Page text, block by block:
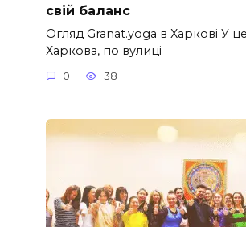
свій баланс
Огляд Granat.yoga в Харкові У
Харкова, по вулиці
0 38